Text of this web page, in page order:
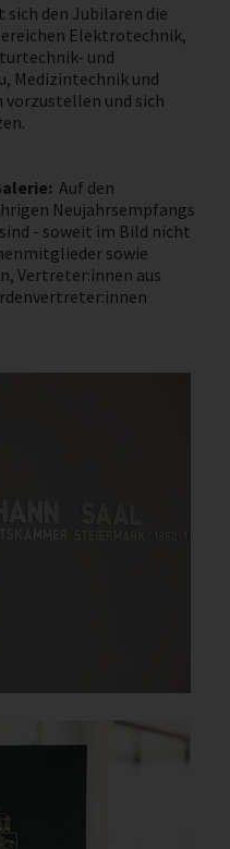
den Jubilaren die
Elektrotechnik,
und
Medizintechnik und
vorzustellen und sich
Auf den
Neujahrsempfangs
- soweit im Bild nicht
sowie
Vertreter:innen aus